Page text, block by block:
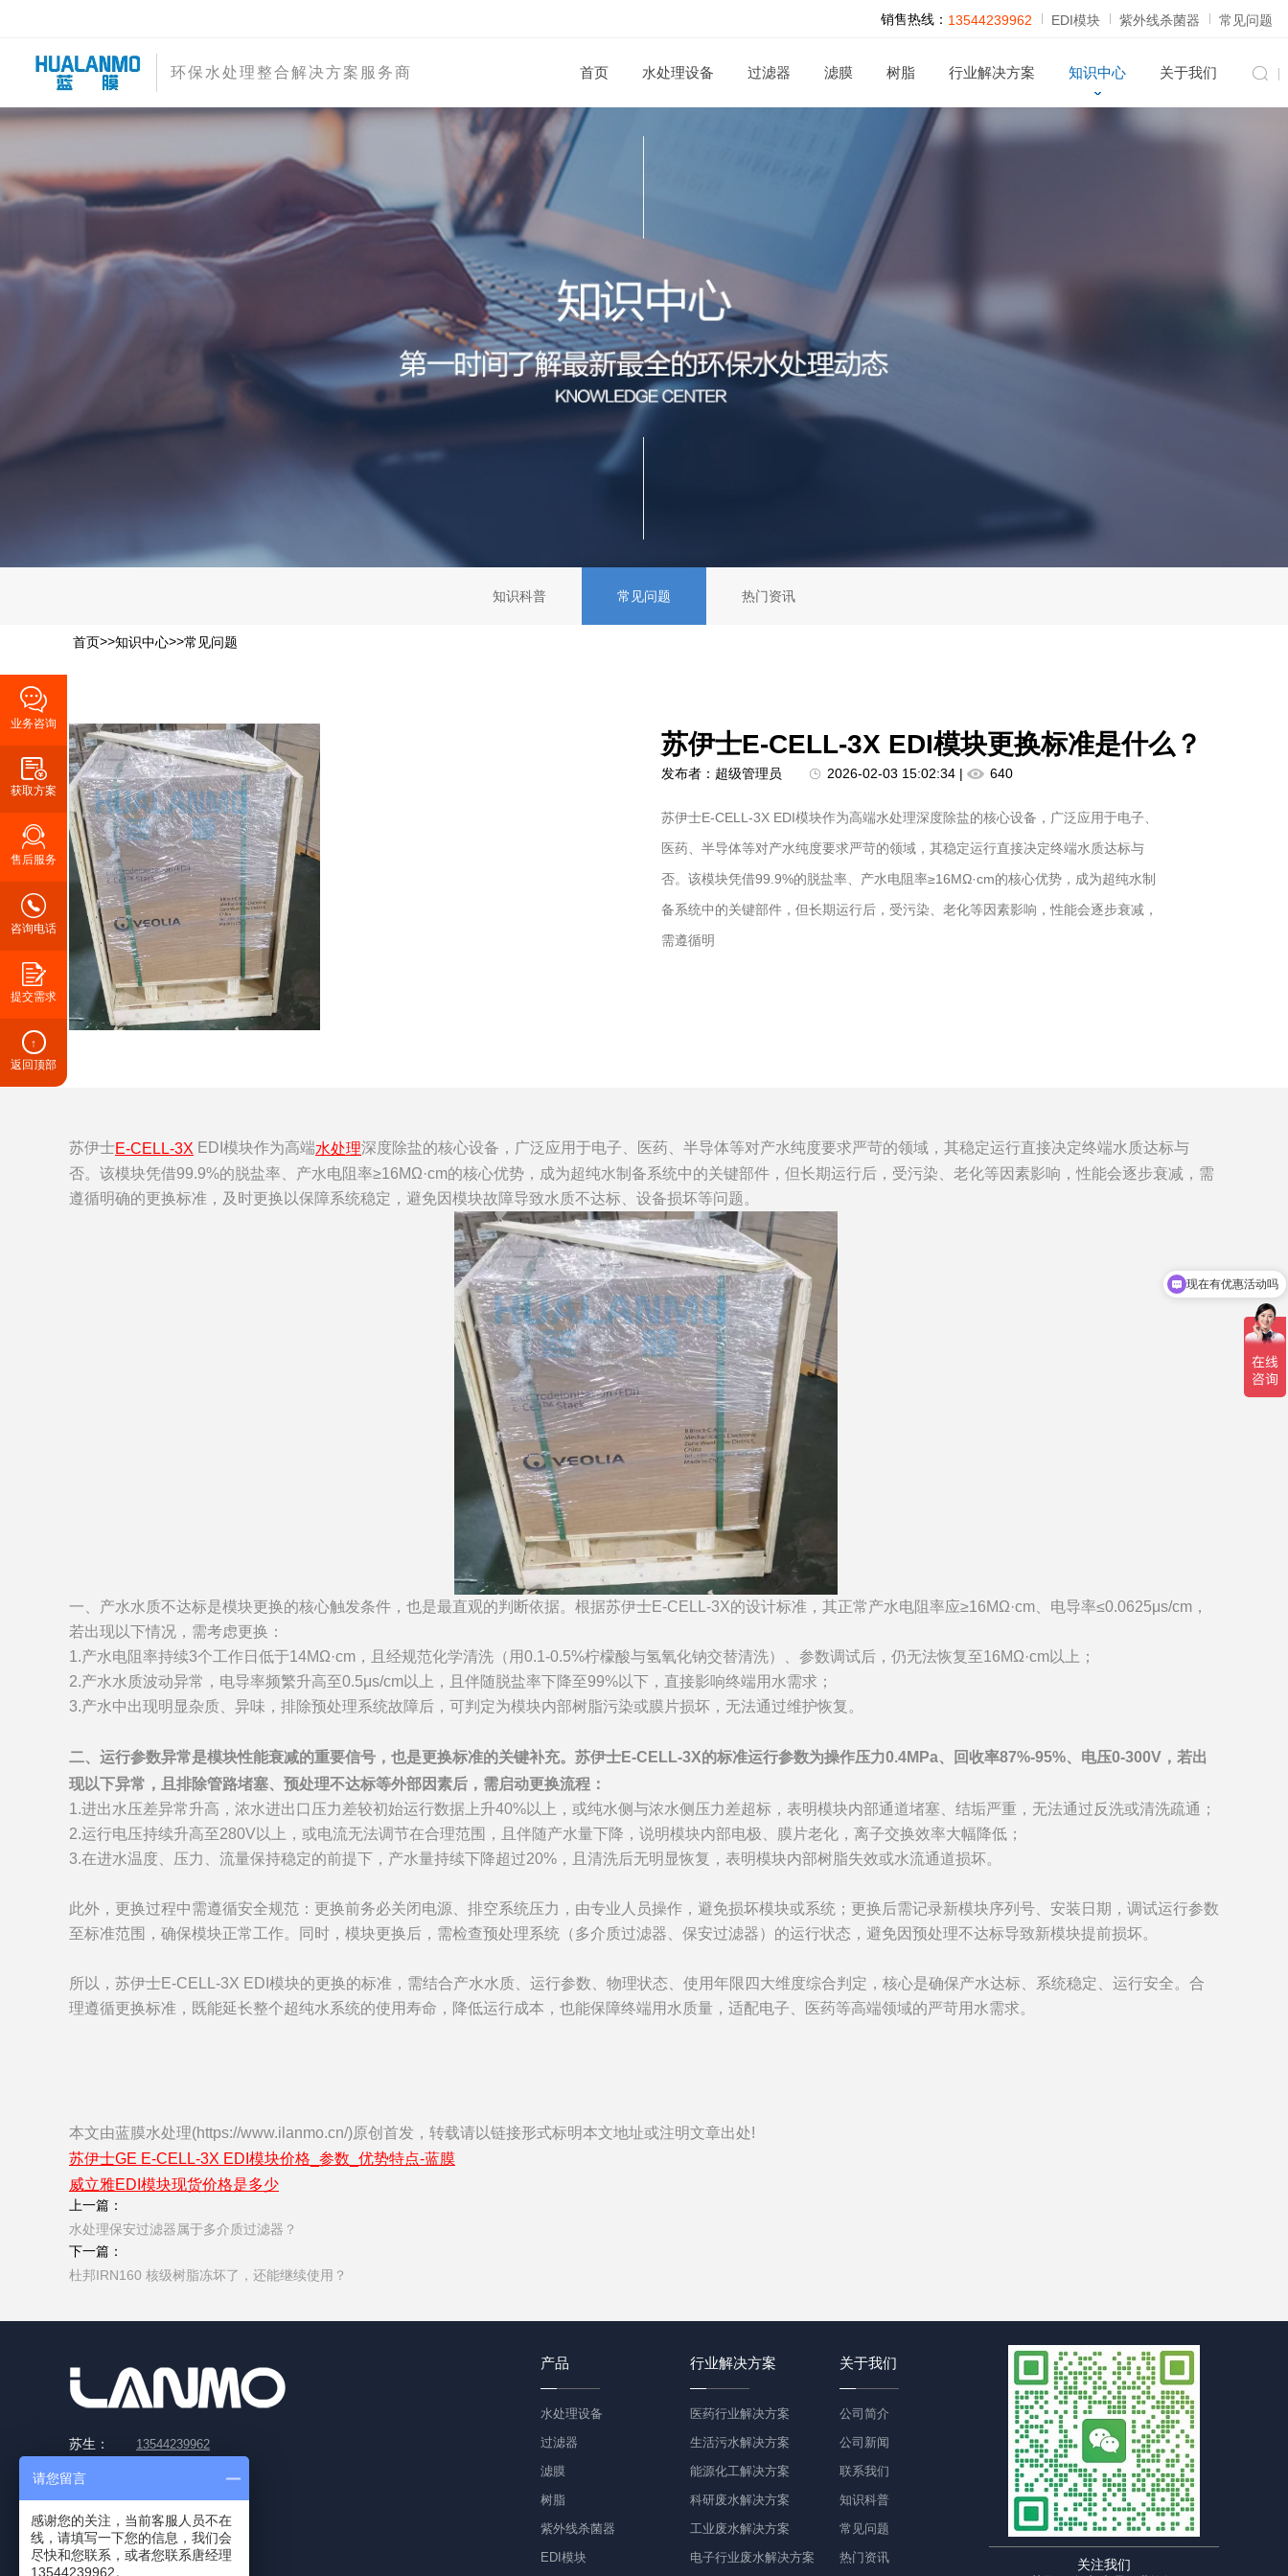
销售热线： 13544239962 EDI模块 紫外线杀菌器 常见问题
环保水处理整合解决方案服务商 首页 水处理设备 过滤器 滤膜 树脂 行业解决方案 知识中心 关于我们
知识科普 常见问题 热门资讯
首页>>知识中心>>常见问题
苏伊士E-CELL-3X EDI模块更换标准是什么？
发布者：超级管理员 2026-02-03 15:02:34 | 640
苏伊士E-CELL-3X EDI模块作为高端水处理深度除盐的核心设备，广泛应用于电子、
医药、半导体等对产水纯度要求严苛的领域，其稳定运行直接决定终端水质达标与
否。该模块凭借99.9%的脱盐率、产水电阻率≥16MΩ·cm的核心优势，成为超纯水制
备系统中的关键部件，但长期运行后，受污染、老化等因素影响，性能会逐步衰减，
需遵循明
苏伊士E-CELL-3X EDI模块作为高端水处理深度除盐的核心设备，广泛应用于电子、医药、半导体等对产水纯度要求严苛的领域，其稳定运行直接决定终端水质达标与
否。该模块凭借99.9%的脱盐率、产水电阻率≥16MΩ·cm的核心优势，成为超纯水制备系统中的关键部件，但长期运行后，受污染、老化等因素影响，性能会逐步衰减，需
遵循明确的更换标准，及时更换以保障系统稳定，避免因模块故障导致水质不达标、设备损坏等问题。
一、产水水质不达标是模块更换的核心触发条件，也是最直观的判断依据。根据苏伊士E-CELL-3X的设计标准，其正常产水电阻率应≥16MΩ·cm、电导率≤0.0625μs/cm，
若出现以下情况，需考虑更换：
1.产水电阻率持续3个工作日低于14MΩ·cm，且经规范化学清洗（用0.1-0.5%柠檬酸与氢氧化钠交替清洗）、参数调试后，仍无法恢复至16MΩ·cm以上；
2.产水水质波动异常，电导率频繁升高至0.5μs/cm以上，且伴随脱盐率下降至99%以下，直接影响终端用水需求；
3.产水中出现明显杂质、异味，排除预处理系统故障后，可判定为模块内部树脂污染或膜片损坏，无法通过维护恢复。
二、运行参数异常是模块性能衰减的重要信号，也是更换标准的关键补充。苏伊士E-CELL-3X的标准运行参数为操作压力0.4MPa、回收率87%-95%、电压0-300V，若出
现以下异常，且排除管路堵塞、预处理不达标等外部因素后，需启动更换流程：
1.进出水压差异常升高，浓水进出口压力差较初始运行数据上升40%以上，或纯水侧与浓水侧压力差超标，表明模块内部通道堵塞、结垢严重，无法通过反洗或清洗疏通；
2.运行电压持续升高至280V以上，或电流无法调节在合理范围，且伴随产水量下降，说明模块内部电极、膜片老化，离子交换效率大幅降低；
3.在进水温度、压力、流量保持稳定的前提下，产水量持续下降超过20%，且清洗后无明显恢复，表明模块内部树脂失效或水流通道损坏。
此外，更换过程中需遵循安全规范：更换前务必关闭电源、排空系统压力，由专业人员操作，避免损坏模块或系统；更换后需记录新模块序列号、安装日期，调试运行参数
至标准范围，确保模块正常工作。同时，模块更换后，需检查预处理系统（多介质过滤器、保安过滤器）的运行状态，避免因预处理不达标导致新模块提前损坏。
所以，苏伊士E-CELL-3X EDI模块的更换的标准，需结合产水水质、运行参数、物理状态、使用年限四大维度综合判定，核心是确保产水达标、系统稳定、运行安全。合
理遵循更换标准，既能延长整个超纯水系统的使用寿命，降低运行成本，也能保障终端用水质量，适配电子、医药等高端领域的严苛用水需求。
本文由蓝膜水处理(https://www.ilanmo.cn/)原创首发，转载请以链接形式标明本文地址或注明文章出处!
苏伊士GE E-CELL-3X EDI模块价格_参数_优势特点-蓝膜
威立雅EDI模块现货价格是多少
上一篇：
水处理保安过滤器属于多介质过滤器？
下一篇：
杜邦IRN160 核级树脂冻坏了，还能继续使用？
苏生： 13544239962
售前咨询：
投诉建议：13544219962
QQ： 2439453915
邮箱： hugo@ilanmo.cn
产品
水处理设备
过滤器
滤膜
树脂
紫外线杀菌器
EDI模块
行业解决方案
医药行业解决方案
生活污水解决方案
能源化工解决方案
科研废水解决方案
工业废水解决方案
电子行业废水解决方案
关于我们
公司简介
公司新闻
联系我们
知识科普
常见问题
热门资讯
关注我们
业务咨询
获取方案
售后服务
咨询电话
提交需求
↑
返回顶部
现在有优惠活动吗
请您留言
感谢您的关注，当前客服人员不在
线，请填写一下您的信息，我们会
尽快和您联系，或者您联系唐经理
13544239962。